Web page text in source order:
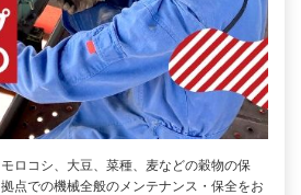
ロコシ、大豆、菜種、麦などの穀物の保
点での機械全般のメンテナンス・保全をお